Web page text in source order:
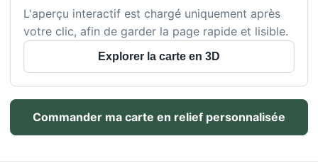
L'aperçu interactif est chargé uniquement après
votre clic, afin de garder la page rapide et lisible.
Explorer la carte en 3D
Commander ma carte en relief personnalisée